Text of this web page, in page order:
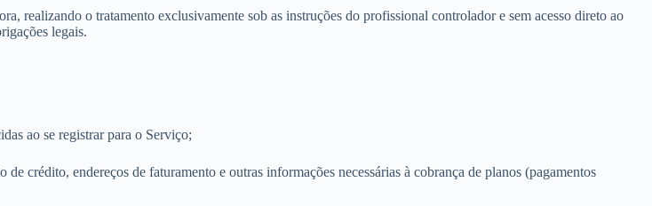
realizando o tratamento exclusivamente sob as instruções do profissional controlador e sem acesso direto ao
legais.
ao se registrar para o Serviço;
crédito, endereços de faturamento e outras informações necessárias à cobrança de planos (pagamentos